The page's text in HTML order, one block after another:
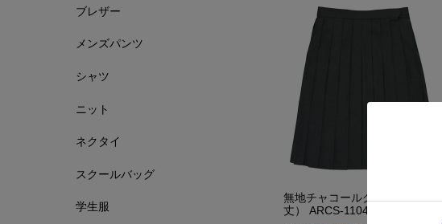
ブレザー
メンズパンツ
シャツ
ニット
ネクタイ
スクールバッグ
学生服
無地チャコールグレー（ロング
丈） ARCS-1104L58